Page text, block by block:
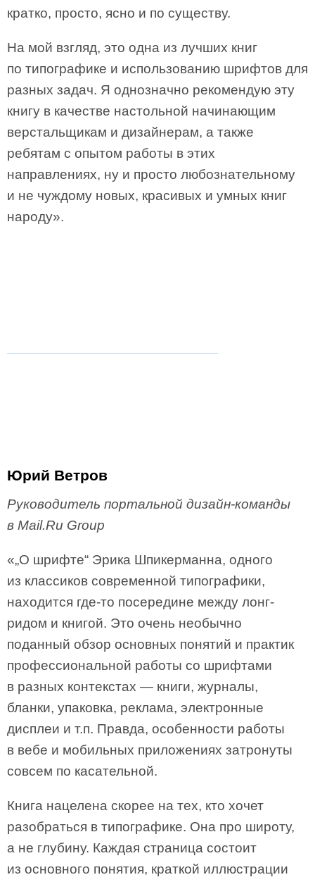
кратко, просто, ясно и по существу.
На мой взгляд, это одна из лучших книг
по типографике и использованию шрифтов для
разных задач. Я однозначно рекомендую эту
книгу в качестве настольной начинающим
верстальщикам и дизайнерам, а также
ребятам с опытом работы в этих
направлениях, ну и просто любознательному
и не чуждому новых, красивых и умных книг
народу».
Юрий Ветров
Руководитель портальной дизайн-команды
в Mail.Ru Group
«„О шрифте“ Эрика Шпикерманна, одного
из классиков современной типографики,
находится где-то посередине между лонг-
ридом и книгой. Это очень необычно
поданный обзор основных понятий и практик
профессиональной работы со шрифтами
в разных контекстах — книги, журналы,
бланки, упаковка, реклама, электронные
дисплеи и т.п. Правда, особенности работы
в вебе и мобильных приложениях затронуты
совсем по касательной.
Книга нацелена скорее на тех, кто хочет
разобраться в типографике. Она про широту,
а не глубину. Каждая страница состоит
из основного понятия, краткой иллюстрации